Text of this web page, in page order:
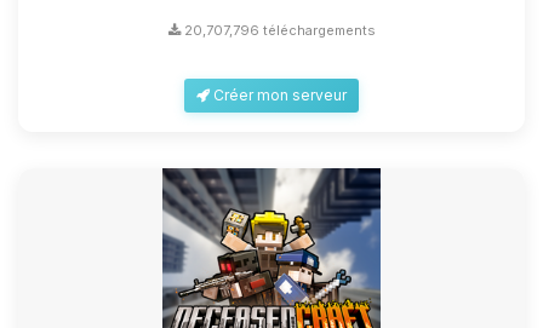
20,707,796 téléchargements
Créer mon serveur